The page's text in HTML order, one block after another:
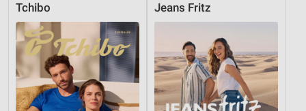
Tchibo Jeans Fritz